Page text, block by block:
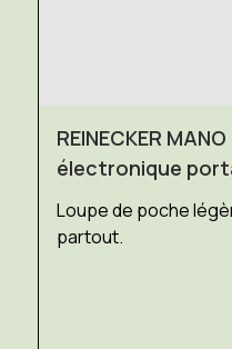
REINECKER
électronique
Loupe de poche
partout.